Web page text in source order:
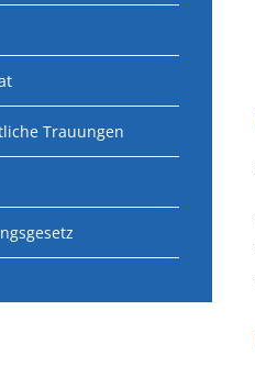
Trauungen